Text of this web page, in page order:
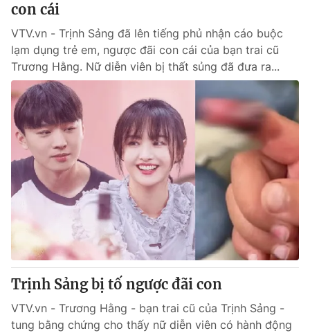
Phó Tổng Biên tập:
Tổng đài VTV: 024.38 355 931 - 024.38 355 932
Ðiện thoại Thời báo VTV:024.66 897 897
Email:toasoan@vtv.vn
Liên hệ quảng cáo:
024-7300.7108
thuận bằng văn bản. Ghi rõ nguồn VTV.vn khi phát hành lại
thông tin từ website này.
con cái
VTV.vn - Trịnh Sảng đã lên tiếng phủ nhận cáo buộc
lạm dụng trẻ em, ngược đãi con cái của bạn trai cũ
Trương Hằng. Nữ diễn viên bị thất sủng đã đưa ra...
Trịnh Sảng bị tố ngược đãi con
VTV.vn - Trương Hằng - bạn trai cũ của Trịnh Sảng -
tung bằng chứng cho thấy nữ diễn viên có hành động